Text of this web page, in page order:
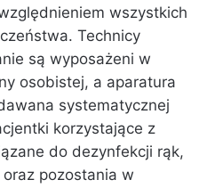
wszystkich
Technicy
są wyposażeni w
osobistej, a aparatura
systematycznej
korzystające z
do dezynfekcji rąk,
pozostania w